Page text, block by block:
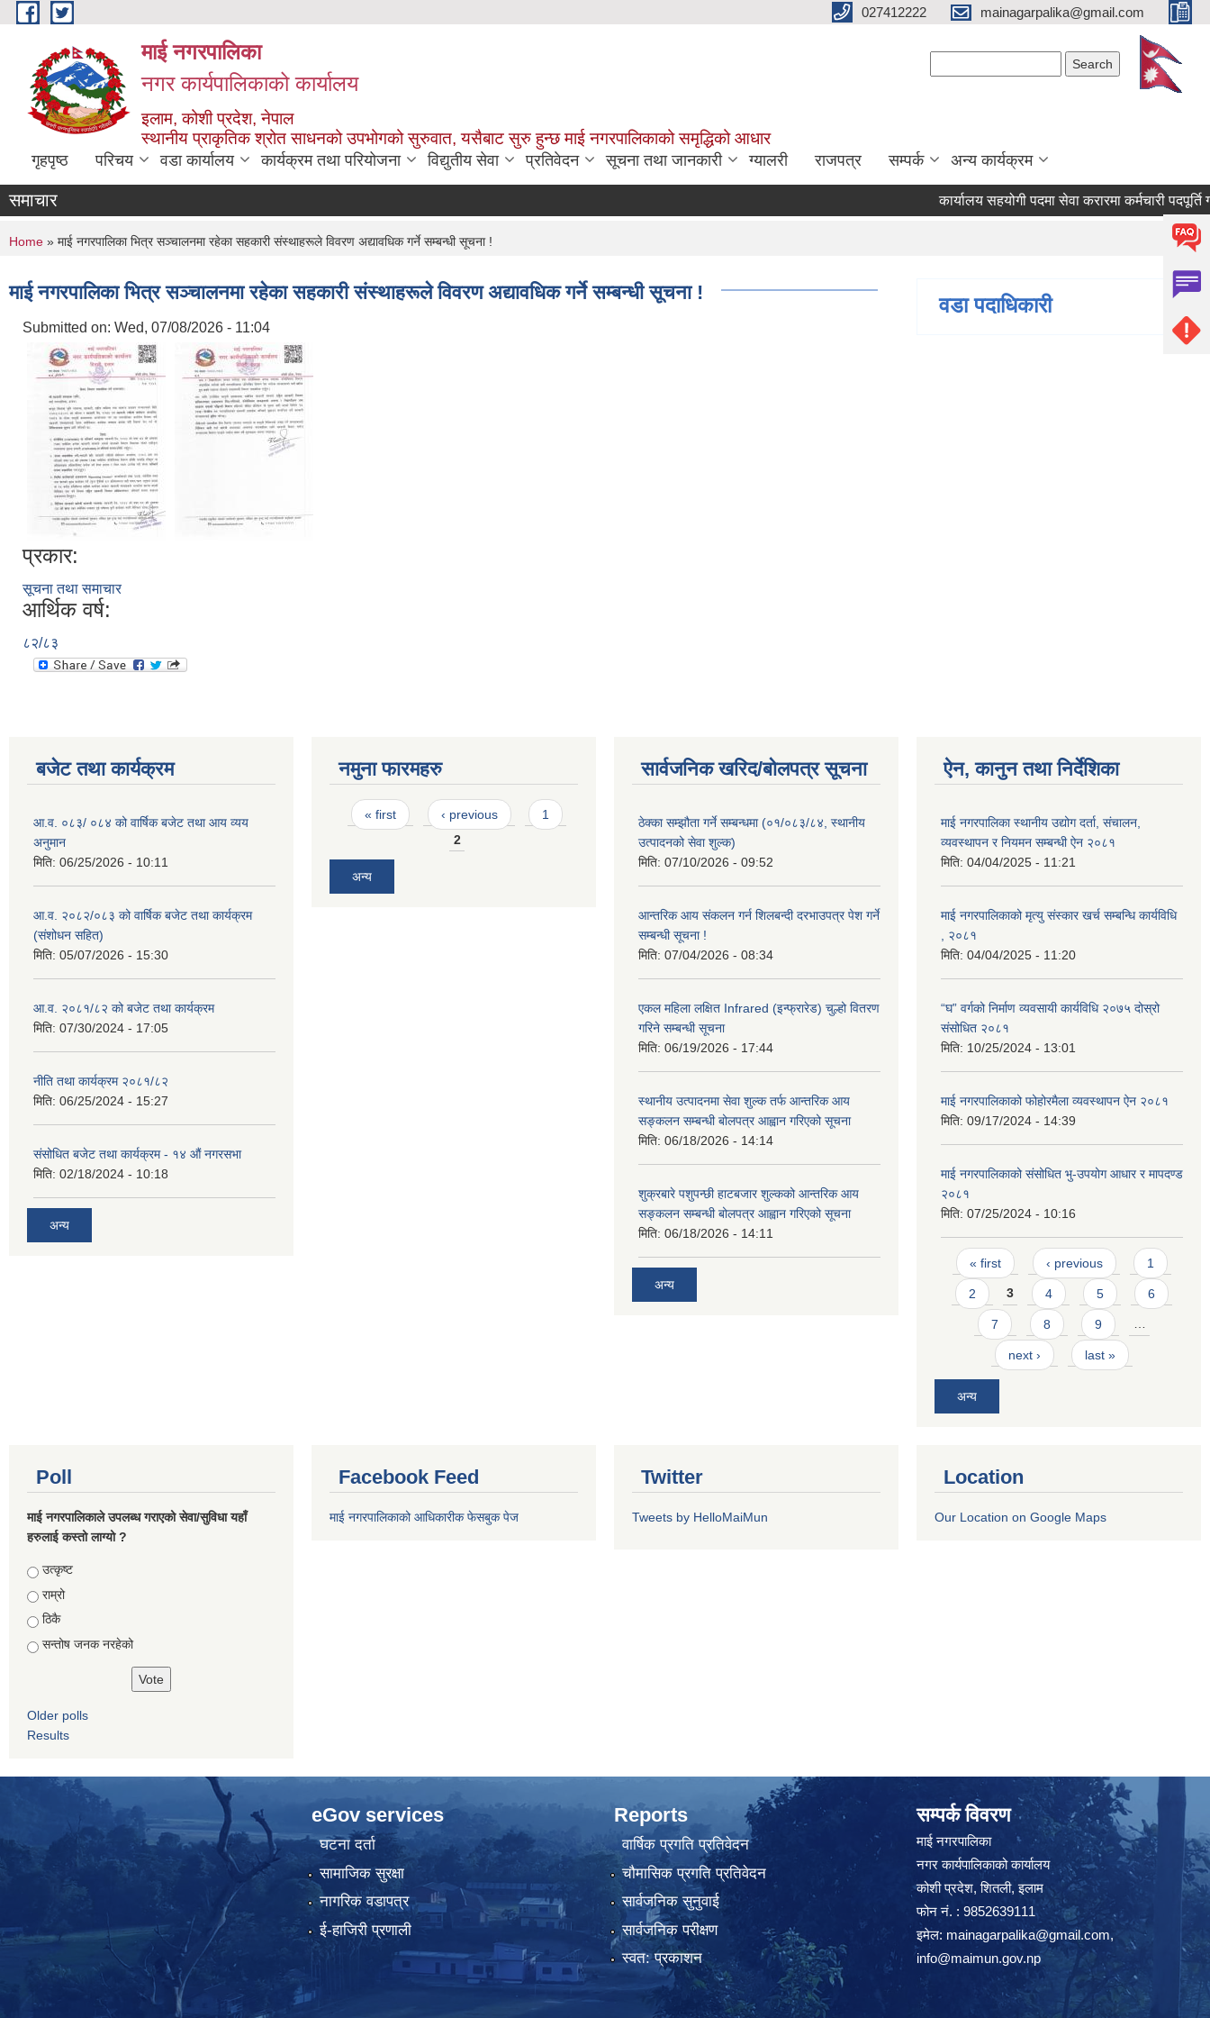
Skip to main content 027412222 mainagarpalika@gmail.com
माई नगरपालिका
नगर कार्यपालिकाको कार्यालय
इलाम, कोशी प्रदेश, नेपाल
स्थानीय प्राकृतिक श्रोत साधनको उपभोगको सुरुवात, यसैबाट सुरु हुन्छ माई नगरपालिकाको समृद्धिको आधार
गृहपृष्ठ परिचय वडा कार्यालय कार्यक्रम तथा परियोजना विद्युतीय सेवा प्रतिवेदन सूचना तथा जानकारी ग्यालरी राजपत्र सम्पर्क अन्य कार्यक्रम
समाचार कार्यालय सहयोगी पदमा सेवा करारमा कर्मचारी पदपूर्ति गर्न
You are here
Home » माई नगरपालिका भित्र सञ्चालनमा रहेका सहकारी संस्थाहरूले विवरण अद्यावधिक गर्ने सम्बन्धी सूचना !
माई नगरपालिका भित्र सञ्चालनमा रहेका सहकारी संस्थाहरूले विवरण अद्यावधिक गर्ने सम्बन्धी सूचना !
Submitted on: Wed, 07/08/2026 - 11:04
प्रकार:
सूचना तथा समाचार
आर्थिक वर्ष:
८२/८३
वडा पदाधिकारी
बजेट तथा कार्यक्रम
आ.व. ०८३/ ०८४ को वार्षिक बजेट तथा आय व्यय
अनुमान
मिति: 06/25/2026 - 10:11
आ.व. २०८२/०८३ को वार्षिक बजेट तथा कार्यक्रम
(संशोधन सहित)
मिति: 05/07/2026 - 15:30
आ.व. २०८१/८२ को बजेट तथा कार्यक्रम
मिति: 07/30/2024 - 17:05
नीति तथा कार्यक्रम २०८१/८२
मिति: 06/25/2024 - 15:27
संसोधित बजेट तथा कार्यक्रम - १४ औं नगरसभा
मिति: 02/18/2024 - 10:18
अन्य
नमुना फारमहरु
Pages
« first ‹ previous
1
2
अन्य
सार्वजनिक खरिद/बोलपत्र सूचना
ठेक्का सम्झौता गर्ने सम्बन्धमा (०१/०८३/८४, स्थानीय
उत्पादनको सेवा शुल्क)
मिति: 07/10/2026 - 09:52
आन्तरिक आय संकलन गर्न शिलबन्दी दरभाउपत्र पेश गर्ने
सम्बन्धी सूचना !
मिति: 07/04/2026 - 08:34
एकल महिला लक्षित Infrared (इन्फ्रारेड) चुल्हो वितरण
गरिने सम्बन्धी सूचना
मिति: 06/19/2026 - 17:44
स्थानीय उत्पादनमा सेवा शुल्क तर्फ आन्तरिक आय
सङ्कलन सम्बन्धी बोलपत्र आह्वान गरिएको सूचना
मिति: 06/18/2026 - 14:14
शुक्रबारे पशुपन्छी हाटबजार शुल्कको आन्तरिक आय
सङ्कलन सम्बन्धी बोलपत्र आह्वान गरिएको सूचना
मिति: 06/18/2026 - 14:11
अन्य
ऐन, कानुन तथा निर्देशिका
माई नगरपालिका स्थानीय उद्योग दर्ता, संचालन,
व्यवस्थापन र नियमन सम्बन्धी ऐन २०८१
मिति: 04/04/2025 - 11:21
माई नगरपालिकाको मृत्यु संस्कार खर्च सम्बन्धि कार्यविधि
, २०८१
मिति: 04/04/2025 - 11:20
“घ” वर्गको निर्माण व्यवसायी कार्यविधि २०७५ दोस्रो
संसोधित २०८१
मिति: 10/25/2024 - 13:01
माई नगरपालिकाको फोहोरमैला व्यवस्थापन ऐन २०८१
मिति: 09/17/2024 - 14:39
माई नगरपालिकाको संसोधित भु-उपयोग आधार र मापदण्ड
२०८१
मिति: 07/25/2024 - 10:16
Pages
« first ‹ previous 1
2 3 4 5 6
7 8 9 …
next › last »
अन्य
Poll
माई नगरपालिकाले उपलब्ध गराएको सेवा/सुविधा यहाँ
हरुलाई कस्तो लाग्यो ?
Choices
उत्कृष्ट
राम्रो
ठिकै
सन्तोष जनक नरहेको
Older polls
Results
Facebook Feed
माई नगरपालिकाको आधिकारीक फेसबुक पेज
Twitter
Tweets by HelloMaiMun
Location
Our Location on Google Maps
eGov services
घटना दर्ता
सामाजिक सुरक्षा
नागरिक वडापत्र
ई-हाजिरी प्रणाली
Reports
वार्षिक प्रगति प्रतिवेदन
चौमासिक प्रगति प्रतिवेदन
सार्वजनिक सुनुवाई
सार्वजनिक परीक्षण
स्वत: प्रकाशन
सम्पर्क विवरण
माई नगरपालिका
नगर कार्यपालिकाको कार्यालय
कोशी प्रदेश, शितली, इलाम
फोन नं. : 9852639111
इमेल: mainagarpalika@gmail.com,
info@maimun.gov.np